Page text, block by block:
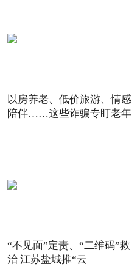
以房养老、低价旅游、情感
陪伴……这些诈骗专盯老年
“不见面”定责、“二维码”救
治 江苏盐城推“云